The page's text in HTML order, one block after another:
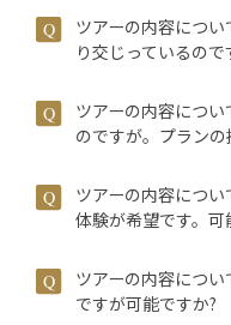
ツアーの内容につ
り交じっているの
ツアーの内容につ
のですが。プランの
ツアーの内容につ
体験が希望です。可
ツアーの内容につ
ですが可能ですか?